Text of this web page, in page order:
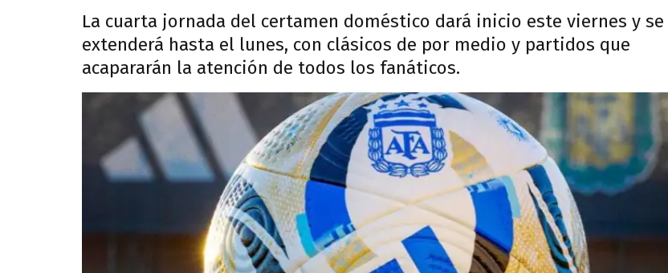
La cuarta jornada del certamen doméstico dará inicio este viernes y se
extenderá hasta el lunes, con clásicos de por medio y partidos que
acapararán la atención de todos los fanáticos.